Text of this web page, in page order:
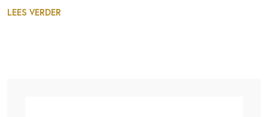
LEES VERDER